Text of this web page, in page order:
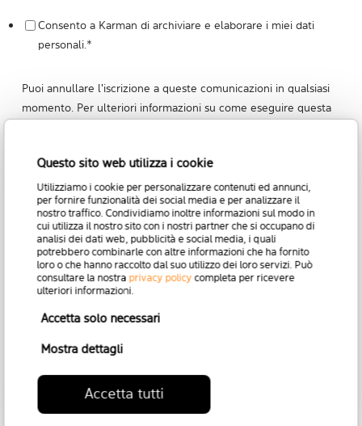
Questo sito web utilizza i cookie
Utilizziamo i cookie per personalizzare contenuti ed annunci,
per fornire funzionalità dei social media e per analizzare il
nostro traffico. Condividiamo inoltre informazioni sul modo in
cui utilizza il nostro sito con i nostri partner che si occupano di
analisi dei dati web, pubblicità e social media, i quali
potrebbero combinarle con altre informazioni che ha fornito
loro o che hanno raccolto dal suo utilizzo dei loro servizi. Può
consultare la nostra privacy policy completa per ricevere
ulteriori informazioni.
Accetta solo necessari
Mostra dettagli
Accetta tutti
Consento a Karman di archiviare e elaborare i miei dati
personali. *
Puoi annullare l'iscrizione a queste comunicazioni in qualsiasi
momento. Per ulteriori informazioni su come eseguire questa
nostra Informativa sulla privacy.